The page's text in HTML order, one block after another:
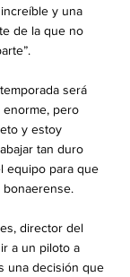
y una
de la que no
será
enorme, pero
y estoy
tan duro
equipo para que
bonaerense.
director del
a un piloto a
una decisión que